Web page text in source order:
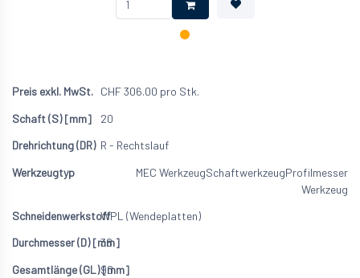
CHF306.00 pro Stk.
20
R - Rechtslauf
MEC WerkzeugSchaftwerkzeugProfilmesser
Werkzeug
WPL (Wendeplatten)
38
90